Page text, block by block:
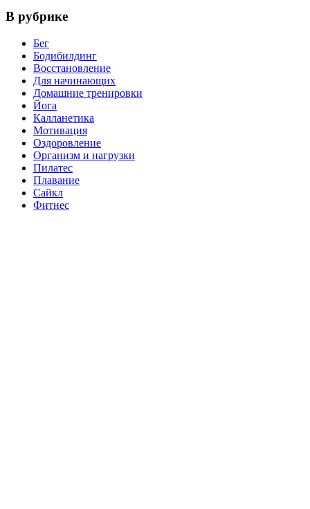
В рубрике
Бег
Бодибилдинг
Восстановление
Для начинающих
Домашние тренировки
Йога
Калланетика
Мотивация
Оздоровление
Организм и нагрузки
Пилатес
Плавание
Сайкл
Фитнес